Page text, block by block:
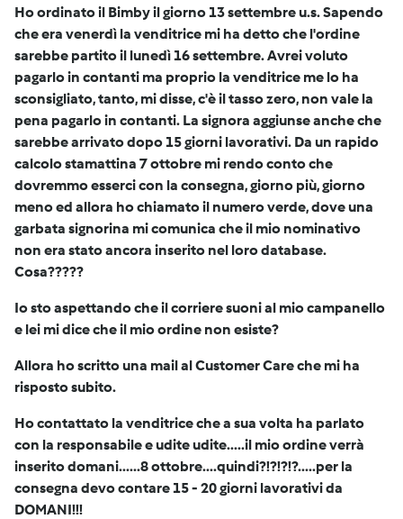
Ho ordinato il Bimby il giorno 13 settembre u.s. Sapendo
che era venerdì la venditrice mi ha detto che l'ordine
sarebbe partito il lunedì 16 settembre. Avrei voluto
pagarlo in contanti ma proprio la venditrice me lo ha
sconsigliato, tanto, mi disse, c'è il tasso zero, non vale la
pena pagarlo in contanti. La signora aggiunse anche che
sarebbe arrivato dopo 15 giorni lavorativi. Da un rapido
calcolo stamattina 7 ottobre mi rendo conto che
dovremmo esserci con la consegna, giorno più, giorno
meno ed allora ho chiamato il numero verde, dove una
garbata signorina mi comunica che il mio nominativo
non era stato ancora inserito nel loro database.
Cosa?????
Io sto aspettando che il corriere suoni al mio campanello
e lei mi dice che il mio ordine non esiste?
Allora ho scritto una mail alCustomer Care che mi ha
risposto subito.
Ho contattato la venditrice che a sua volta ha parlato
con la responsabile e udite udite.....il mio ordine verrà
inserito domani......8 ottobre....quindi?!?!?!?.....per la
consegna devo contare 15 - 20 giorni lavorativi da
DOMANI!!!